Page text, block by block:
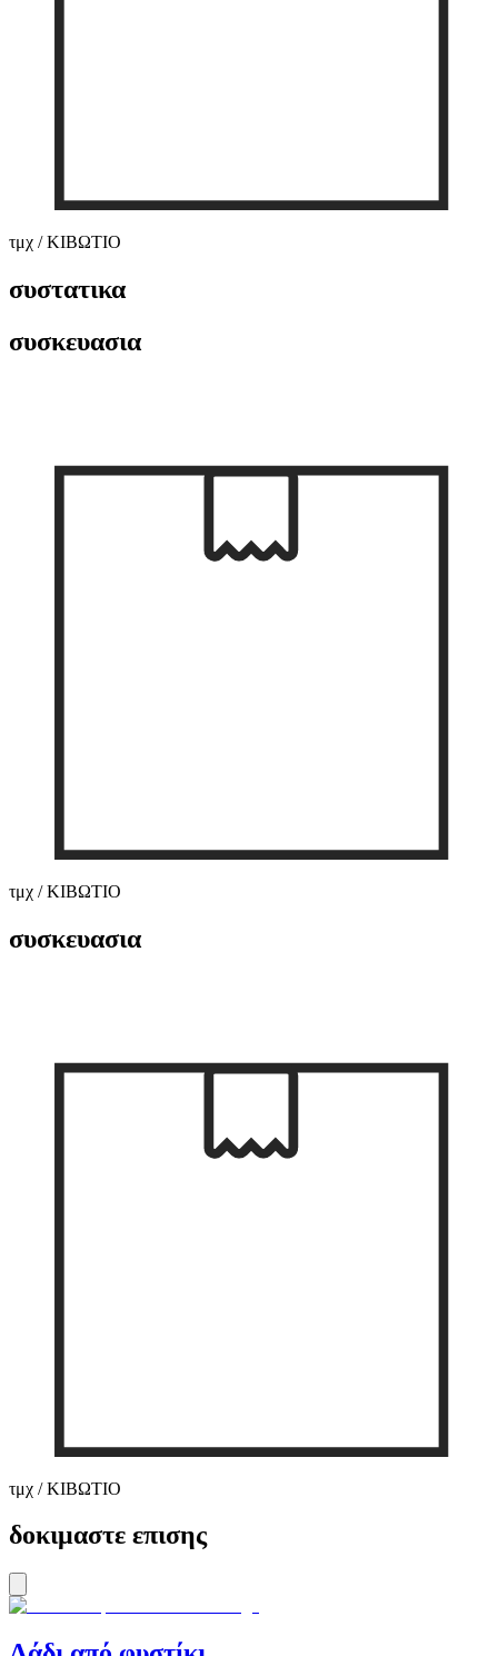
τμχ / ΚΙΒΩΤΙΟ
συστατικα
συσκευασια
τμχ / ΚΙΒΩΤΙΟ
συσκευασια
τμχ / ΚΙΒΩΤΙΟ
δοκιμαστε επισης